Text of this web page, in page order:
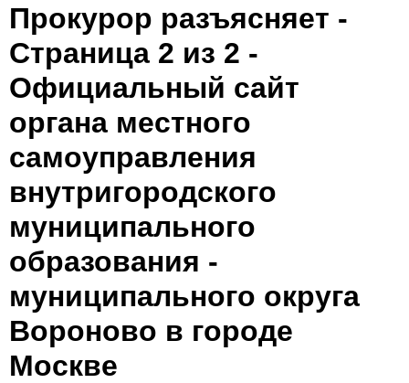
Прокурор разъясняет -
Страница 2 из 2 -
Официальный сайт
органа местного
самоуправления
внутригородского
муниципального
образования -
муниципального округа
Вороново в городе
Москве